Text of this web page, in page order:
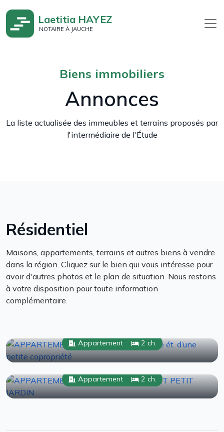
Laetitia HAYEZ
NOTAIRE À JAUCHE
Biens immobiliers
Annonces
La liste actualisée des immeubles et terrains proposés par
l'intermédiaire de l'Étude
Résidentiel
Maisons, appartements, terrains et autres biens à vendre
dans la région. Cliquez sur le bien qui vous intéresse pour
avoir d'autres photos et le plan de situation. Nous restons
à votre disposition pour toute information
complémentaire.
Avenue Drossart 22
Appartement 2 ch.
135 000€
Appartement 2 ch.